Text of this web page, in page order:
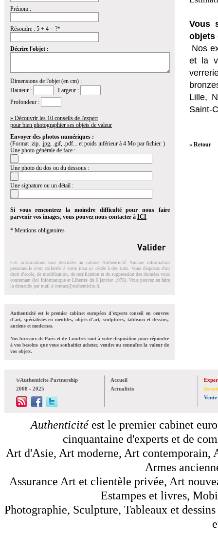
Prénom :
Résoudre : 5 + 4 = ?*
Décrire l'objet :
Dimensions de l'objet (en cm) :
Hauteur :
Largeur :
Profondeur :
» Découvrir les 10 conseils de l'expert
pour bien photographier ses objets de valeur
Envoyer des photos numériques :
(Format .zip, .jpg, .gif, .pdf... et poids inférieur à 4 Mo par fichier. )
Une photo générale de face :
Une photo du dos ou du dessous :
Une signature ou un détail :
Si vous rencontrez la moindre difficulté pour nous faire
parvenir vos images, vous pouvez nous contacter à ICI
* Mentions obligatoires
Ces informations sont destinées au cabinet Authenticité. Aucune information
personnelle n'est collectée à votre insu ni cédée à des tiers. Vous disposez d'un
droit d'accés, de modification, de rectification et de suppression des données vous
concernant (loi Informatique et Libertés du 6 janvier 1978). Vous pouvez en faire
la demande par mail à contact@authenticite.fr.
Authenticité est le premier cabinet européen d'experts conseil en oeuvres
d'art, spécialistes en meubles, objets d'art, sculptures, tableaux et dessins,
anciens et modernes.
Nos bureaux de Paris et de Londres sont à votre disposition pour répondre
à vos besoins que vous souhaitiez acheter, vendre ou connaître la valeur de
vos objets.
Vous
objets
Nos
et la
Lille,
Saint-
» Retour
©Authenticite Partnership
2008 - 2025
Accueil
Actualités
Vente
Authenticitéest le premier cabinet
cinquantaine d'experts et de
Art d'Asie, Art moderne, Art contemporain,
Armes
Assurance Art et clientèle privée, Art
Estampes et livres,
Photographie, Sculpture, Tableaux et